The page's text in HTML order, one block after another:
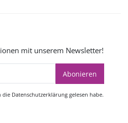
mit unserem Newsletter!
Abonieren
die Datenschutzerklärunggelesen habe.